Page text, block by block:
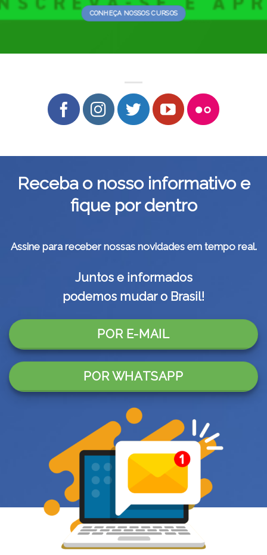
CONHEÇA NOSSOS CURSOS
Receba o nosso informativo e
fique por dentro
Assine para receber nossas novidades em tempo real.
Juntos e informados
podemos mudar o Brasil!
POR E-MAIL
POR WHATSAPP